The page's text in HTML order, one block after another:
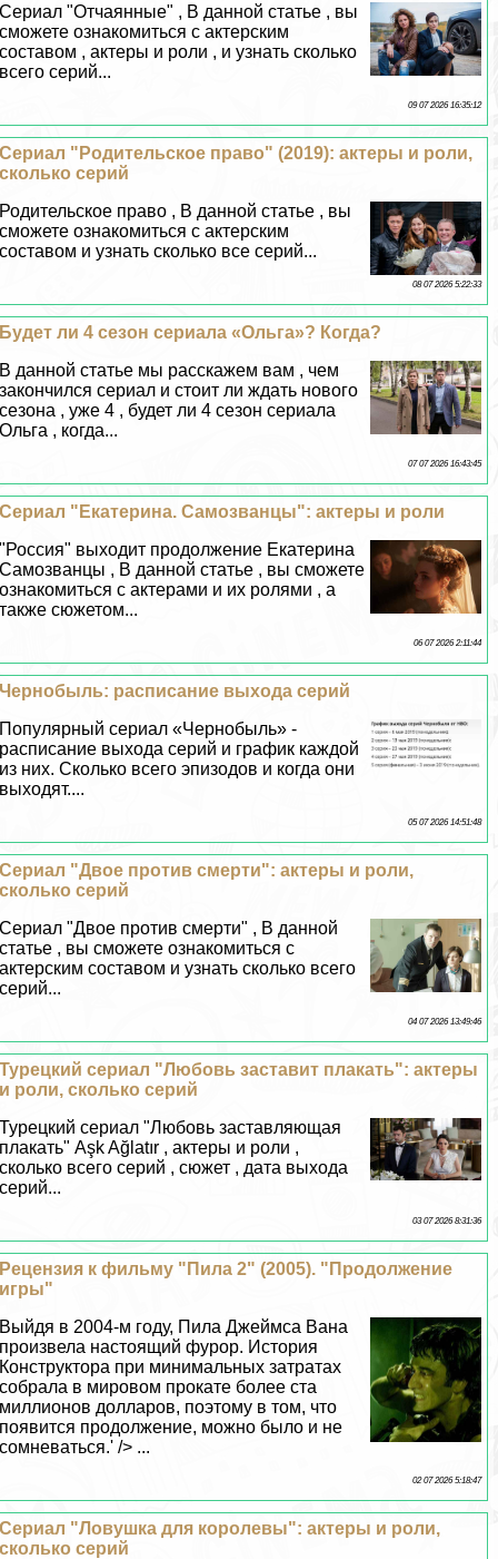
Сериал "Отчаянные" , В данной статье , вы
сможете ознакомиться с актерским
составом , актеры и роли , и узнать сколько
всего серий...
09 07 2026 16:35:12
Сериал "Родительское право" (2019): актеры и роли,
сколько серий
Родительское право , В данной статье , вы
сможете ознакомиться с актерским
составом и узнать сколько все серий...
08 07 2026 5:22:33
Будет ли 4 сезон сериала «Ольга»? Когда?
В данной статье мы расскажем вам , чем
закончился сериал и стоит ли ждать нового
сезона , уже 4 , будет ли 4 сезон сериала
Ольга , когда...
07 07 2026 16:43:45
Сериал "Екатерина. Самозванцы": актеры и роли
"Россия" выходит продолжение Екатерина
Самозванцы , В данной статье , вы сможете
ознакомиться с актерами и их ролями , а
также сюжетом...
06 07 2026 2:11:44
Чернобыль: расписание выхода серий
Популярный сериал «Чернобыль» -
расписание выхода серий и график каждой
из них. Сколько всего эпизодов и когда они
выходят....
05 07 2026 14:51:48
Сериал "Двое против cмepти": актеры и роли,
сколько серий
Сериал "Двое против cмepти" , В данной
статье , вы сможете ознакомиться с
актерским составом и узнать сколько всего
серий...
04 07 2026 13:49:46
Турецкий сериал "Любовь заставит плакать": актеры
и роли, сколько серий
Турецкий сериал "Любовь заставляющая
плакать" Aşk Ağlatır , актеры и роли ,
сколько всего серий , сюжет , дата выхода
серий...
03 07 2026 8:31:36
Рецензия к фильму "Пила 2" (2005). "Продолжение
игры"
Выйдя в 2004-м году, Пила Джеймса Вана
произвела настоящий фурор. История
Конструктора при минимальных затратах
собрала в мировом прокате более ста
миллионов долларов, поэтому в том, что
появится продолжение, можно было и не
сомневаться.' /> ...
02 07 2026 5:18:47
Сериал "Ловушка для королевы": актеры и роли,
сколько серий